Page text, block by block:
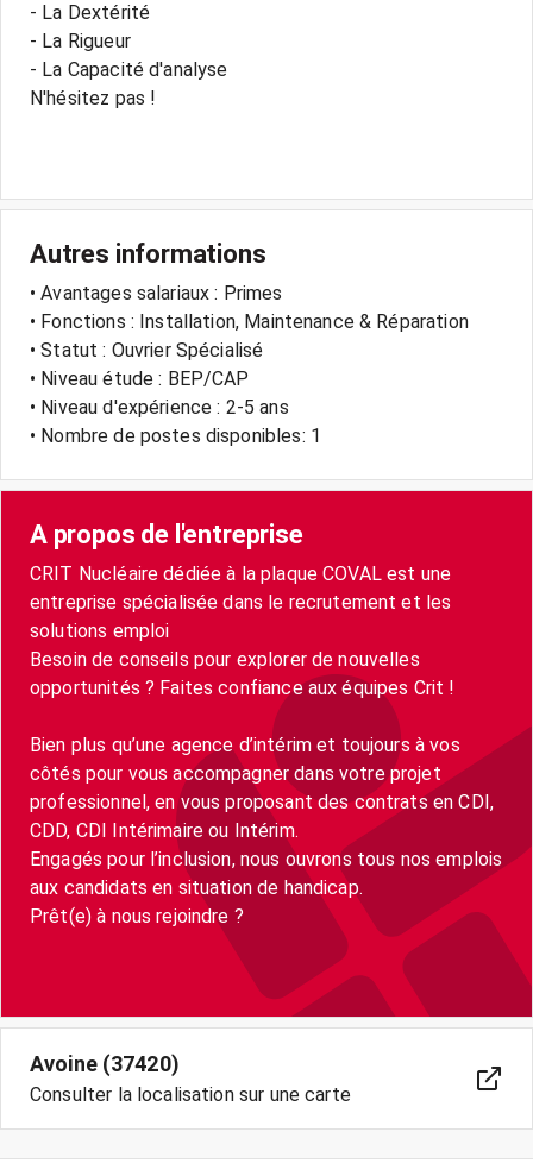
- La Dextérité
- La Rigueur
- La Capacité d'analyse
N'hésitez pas !
Autres informations
• Avantages salariaux : Primes
• Fonctions : Installation, Maintenance & Réparation
• Statut : Ouvrier Spécialisé
• Niveau étude : BEP/CAP
• Niveau d'expérience : 2-5 ans
• Nombre de postes disponibles: 1
A propos de l'entreprise
CRIT Nucléaire dédiée à la plaque COVAL est une
entreprise spécialisée dans le recrutement et les
solutions emploi
Besoin de conseils pour explorer de nouvelles
opportunités ? Faites confiance aux équipes Crit !
Bien plus qu’une agence d’intérim et toujours à vos
côtés pour vous accompagner dans votre projet
professionnel, en vous proposant des contrats en CDI,
CDD, CDI Intérimaire ou Intérim.
Engagés pour l’inclusion, nous ouvrons tous nos emplois
aux candidats en situation de handicap.
Prêt(e) à nous rejoindre ?
Avoine (37420)
Consulter la localisation sur une carte